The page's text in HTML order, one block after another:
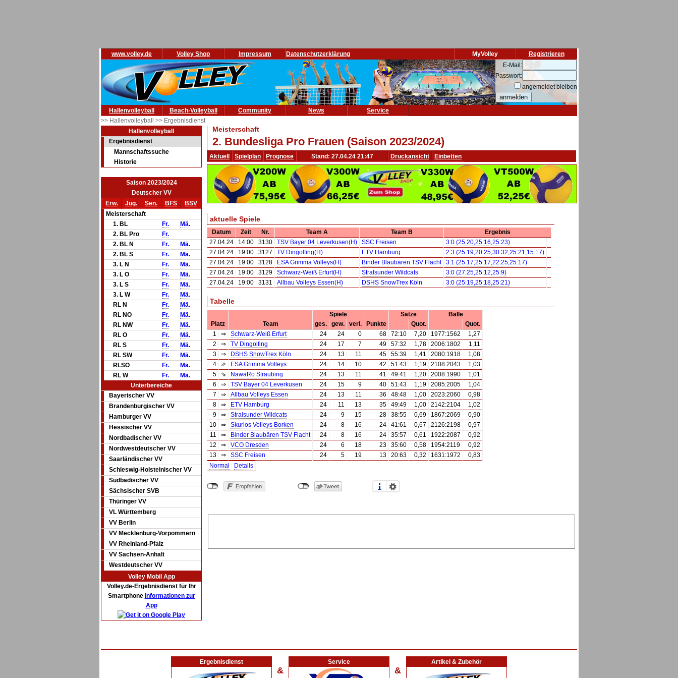
www.volley.de Volley Shop Impressum Datenschutzerklärung Registrieren
MyVolley
E-Mail:
Passwort:
angemeldet bleiben
Hallenvolleyball Beach-Volleyball Community News
Service
>> Hallenvolleyball >> Ergebnisdienst
Hallenvolleyball
Ergebnisdienst
Mannschaftssuche
Historie
Saison 2023/2024
Deutscher VV
Erw.
Jug. Sen. BFS
BSV
Meisterschaft
1. BL
Fr.
Mä.
2. BL Pro
Fr.
2. BL N
Fr.
Mä.
2. BL S
Fr.
Mä.
3. L N
Fr.
Mä.
3. L O
Fr.
Mä.
3. L S
Fr.
Mä.
3. L W
Fr.
Mä.
RL N
Fr.
Mä.
RL NO
Fr.
Mä.
RL NW
Fr.
Mä.
RL O
Fr.
Mä.
RL S
Fr.
Mä.
RL SW
Fr.
Mä.
RLSO
Fr.
Mä.
RL W
Fr.
Mä.
Unterbereiche
Bayerischer VV
Brandenburgischer VV
Hamburger VV
Hessischer VV
Nordbadischer VV
Nordwestdeutscher VV
Saarländischer VV
Schleswig-Holsteinischer VV
Südbadischer VV
Sächsischer SVB
Thüringer VV
VL Württemberg
VV Berlin
VV Mecklenburg-Vorpommern
VV Rheinland-Pfalz
VV Sachsen-Anhalt
Westdeutscher VV
Volley Mobil App
Volley.de-Ergebnisdienst für Ihr
Smartphone Informationen zur
App
Meisterschaft
2. Bundesliga Pro Frauen (Saison 2023/2024)
Aktuell Spielplan Prognose Stand: 27.04.24 21:47 Druckansicht Einbetten
aktuelle Spiele
Datum Zeit Nr. Team A Team B
Ergebnis
27.04.24
14:00 3130 TSV Bayer 04 Leverkusen(H) SSC Freisen
3:0 (25:20,25:16,25:23)
27.04.24
19:00 3127 TV Dingolfing(H) ETV Hamburg
2:3 (25:19,20:25,30:32,25:21,15:17)
27.04.24
19:00 3128 ESA Grimma Volleys(H) Binder Blaubären TSV Flacht
3:1 (25:17,25:17,22:25,25:17)
27.04.24
19:00 3129 Schwarz-Weiß Erfurt(H) Stralsunder Wildcats
3:0 (27:25,25:12,25:9)
27.04.24
19:00 3131 Allbau Volleys Essen(H) DSHS SnowTrex Köln 3:0 (25:19,25:18,25:21)
Tabelle
Spiele Sätze
Bälle
Platz
Team ges. gew. verl. Punkte Quot.
Quot.
1
⇒ Schwarz-Weiß Erfurt 24 24 0 68 72:10 7,20 1977:1562
1,27
2
⇒ TV Dingolfing 24 17 7 49 57:32 1,78 2006:1802
1,11
3
⇒ DSHS SnowTrex Köln 24 13 11 45 55:39 1,41 2080:1918
1,08
4
⇗ ESA Grimma Volleys 24 14 10 42 51:43 1,19 2108:2043
1,03
5
⇘ NawaRo Straubing 24 13 11 41 49:41 1,20 2008:1990
1,01
6
⇒ TSV Bayer 04 Leverkusen 24 15 9 40 51:43 1,19 2085:2005
1,04
7
⇒ Allbau Volleys Essen 24 13 11 36 48:48 1,00 2023:2060
0,98
8
⇒ ETV Hamburg 24 11 13 35 49:49 1,00 2142:2104
1,02
9
⇒ Stralsunder Wildcats 24 9 15 28 38:55 0,69 1867:2069
0,90
10
⇒ Skurios Volleys Borken 24 8 16 24 41:61 0,67 2126:2198
0,97
11
⇒ Binder Blaubären TSV Flacht 24 8 16 24 35:57 0,61 1922:2087
0,92
12
⇒ VCO Dresden 24 6 18 23 35:60 0,58 1954:2119
0,92
13
⇒ SSC Freisen 24 5 19 13 20:63 0,32 1631:1972
0,83
Normal
Details
Ergebnisdienst
&
Service
&
Artikel & Zubehör